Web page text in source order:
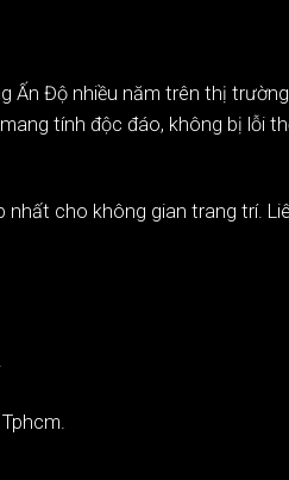
Ấn Độ nhiều năm trên thị
tính độc đáo, không bị lỗi
cho không gian trang trí.